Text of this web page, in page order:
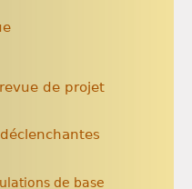
dans le temps
les consommations
de projet
de base